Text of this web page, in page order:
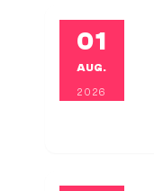
01
AUG.
2026